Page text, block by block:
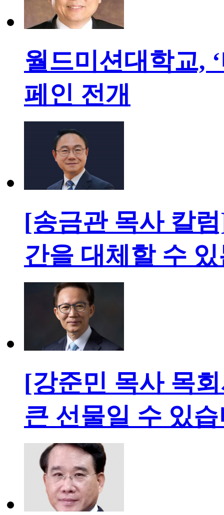
월드미션대학교,
페인 전개
[송금관 목사 칼
간을 대체할 수
[강준민 목사 목
큰 선물일 수 있